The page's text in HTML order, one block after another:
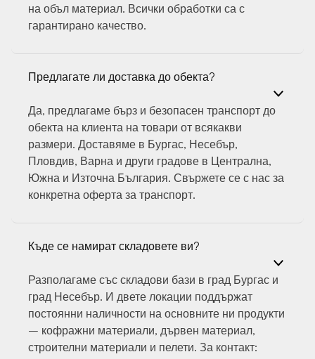
на объл материал. Всички обработки са с
гарантирано качество.
Предлагате ли доставка до обекта?
Да, предлагаме бърз и безопасен транспорт до
обекта на клиента на товари от всякакви
размери. Доставяме в Бургас, Несебър,
Пловдив, Варна и други градове в Централна,
Южна и Източна България. Свържете се с нас за
конкретна оферта за транспорт.
Къде се намират складовете ви?
Разполагаме със складови бази в град Бургас и
град Несебър. И двете локации поддържат
постоянни наличности на основните ни продукти
– кофражни материали, дървен материал,
строителни материали и пелети. За контакт: